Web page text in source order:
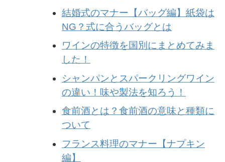
結婚式のマナー【バッグ編】紙袋は
NG？式に合うバッグとは
ワインの特徴を国別にまとめてみま
した！
シャンパンとスパークリングワイン
の違い！味や製法を知ろう！
食前酒とは？食前酒の意味と種類に
ついて
フランス料理のマナー【ナプキン
編】